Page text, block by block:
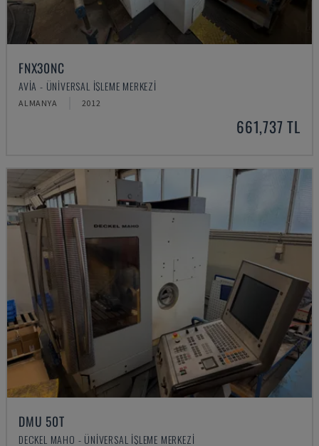
FNX30NC
AVIA - ÜNIVERSAL İŞLEME MERKEZI
ALMANYA 2012
661,737 TL
DMU 50T
DECKEL MAHO - ÜNIVERSAL İŞLEME MERKEZI